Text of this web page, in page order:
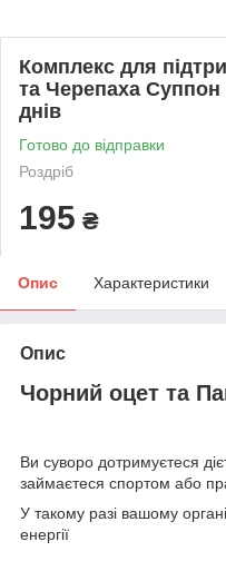
Комплекс для
та Черепаха
днів
Готово до відправки
Роздріб
195 ₴
Опис Характеристики
Опис
Чорний оцет та
Ви суворо дотримуєтеся
займаєтеся спортом або
У такому разі вашому
енергії